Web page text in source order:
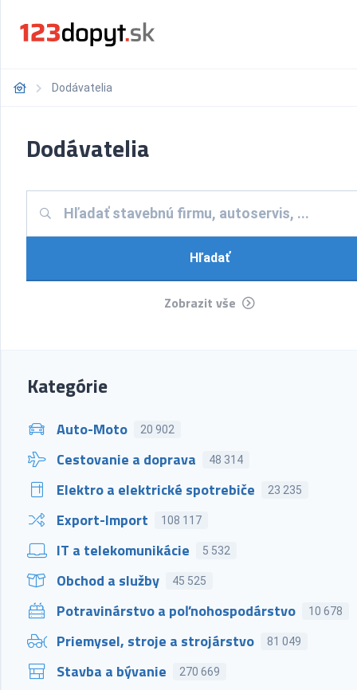
Dodávatelia
Dodávatelia
Hľadať
Zobrazit vše
Kategórie
Auto-Moto 20 902
Cestovanie a doprava 48 314
Elektro a elektrické spotrebiče 23 235
Export-Import 108 117
IT a telekomunikácie 5 532
Obchod a služby 45 525
Potravinárstvo a poľnohospodárstvo 10 678
Priemysel, stroje a strojárstvo 81 049
Stavba a bývanie 270 669